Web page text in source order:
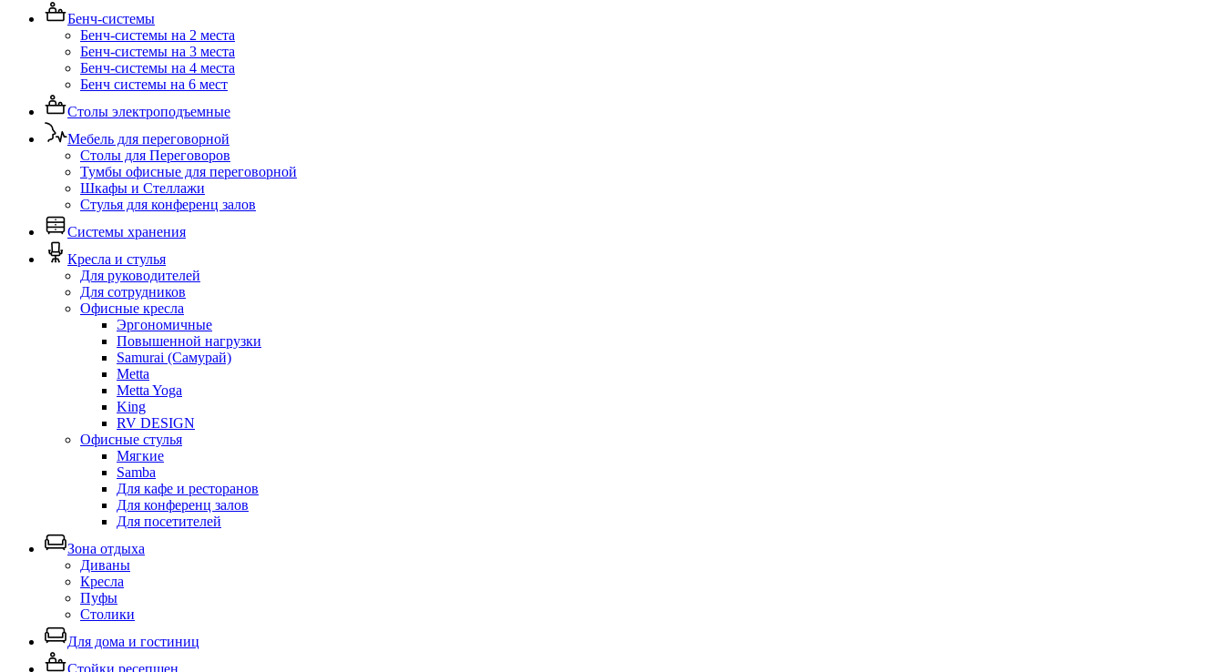
Бенч-системы
Бенч-системы на 2 места
Бенч-системы на 3 места
Бенч-системы на 4 места
Бенч системы на 6 мест
Столы электроподъемные
Мебель для переговорной
Столы для Переговоров
Тумбы офисные для переговорной
Шкафы и Стеллажи
Стулья для конференц залов
Системы хранения
Кресла и стулья
Для руководителей
Для сотрудников
Офисные кресла
Эргономичные
Повышенной нагрузки
Samurai (Самурай)
Metta
Metta Yoga
King
RV DESIGN
Офисные стулья
Мягкие
Samba
Для кафе и ресторанов
Для конференц залов
Для посетителей
Зона отдыха
Диваны
Кресла
Пуфы
Столики
Для дома и гостиниц
Стойки ресепшен